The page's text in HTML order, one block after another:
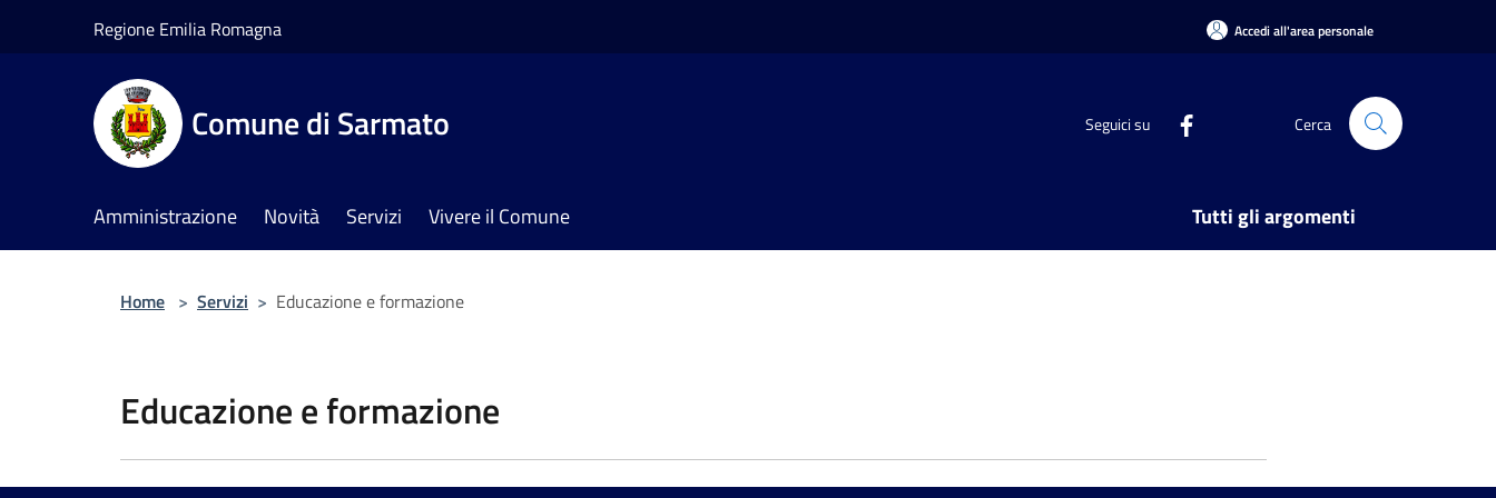
Regione Emilia Romagna Accedi all'area personale
Comune di Sarmato Seguici su Cerca
Amministrazione Novità Servizi Vivere il Comune Tutti gli argomenti
Home > Servizi > Educazione e formazione
Educazione e formazione